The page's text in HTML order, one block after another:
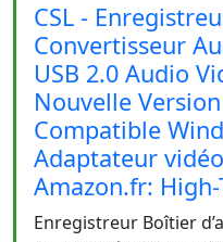
CSL -
Convertisseur
USB 2.0 Audio
Nouvelle
Compatible
Adaptateur
Amazon.fr: High-
Enregistreur Boîtier